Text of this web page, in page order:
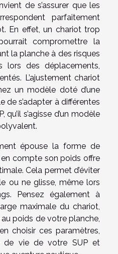
de s’assurer que les
parfaitement
En effet, un chariot trop
compromettre la
la planche à des risques
des déplacements,
L’ajustement chariot
un modèle doté d’une
de s’adapter à différentes
s’agisse d’un modèle
épouse la forme de
compte son poids offre
Cela permet d’éviter
ou ne glisse, même lors
Pensez également à
maximale du chariot,
au poids de votre planche,
choisir ces paramètres,
de vie de votre SUP et